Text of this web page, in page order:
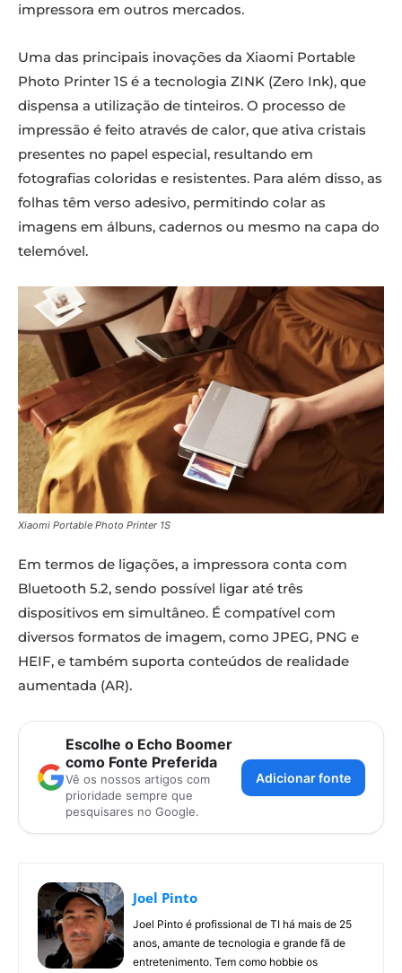
impressora em outros mercados.
Uma das principais inovações da Xiaomi Portable
Photo Printer 1S é a tecnologia ZINK (Zero Ink), que
dispensa a utilização de tinteiros. O processo de
impressão é feito através de calor, que ativa cristais
presentes no papel especial, resultando em
fotografias coloridas e resistentes. Para além disso, as
folhas têm verso adesivo, permitindo colar as
imagens em álbuns, cadernos ou mesmo na capa do
telemóvel.
Xiaomi Portable Photo Printer 1S
Em termos de ligações, a impressora conta com
Bluetooth 5.2, sendo possível ligar até três
dispositivos em simultâneo. É compatível com
diversos formatos de imagem, como JPEG, PNG e
HEIF, e também suporta conteúdos de realidade
aumentada (AR).
Escolhe o Echo Boomer
como Fonte Preferida
Vê os nossos artigos com
prioridade sempre que
pesquisares no Google.
Adicionar fonte
Joel Pinto
Joel Pinto é profissional de TI há mais de 25
anos, amante de tecnologia e grande fã de
entretenimento. Tem como hobbie os